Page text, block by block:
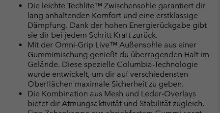
Die leichte Techlite™ Zwischensohle garantiert dir
lang anhaltenden Komfort und eine erstklassige
Dämpfung. Dank der hohen Energierückgabe gibt
sie dir bei jedem Schritt Kraft zurück.
Mit der Omni-Grip Live™ Außensohle aus einer
Gummimischung genießt du überragenden Halt im
Gelände. Diese spezielle Columbia-Technologie
wurde entwickelt, um dir auf verschiedensten
Oberflächen maximale Sicherheit zu geben.
Die Kombination aus Mesh und Leder-Overlays
bietet dir Atmungsaktivität und Stabilität zugleich.